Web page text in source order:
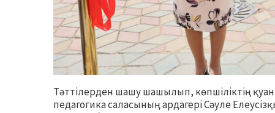
Тәттілерден шашу шашылып, көпшіліктің
педагогика саласының ардагері Сәуле